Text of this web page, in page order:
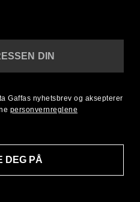
DIN
DEG PÅ
Gaffas nyhetsbrev og aksepterer
personvernreglene